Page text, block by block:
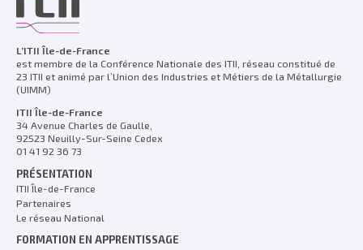
L’ITII Île-de-France
est membre de la Conférence Nationale des ITII, réseau constitué de
23 ITII et animé par l’Union des Industries et Métiers de la Métallurgie
(UIMM)
ITII Île-de-France
34 Avenue Charles de Gaulle,
92523 Neuilly-Sur-Seine Cedex
01 41 92 36 73
PRÉSENTATION
ITII Île-de-France
Partenaires
Le réseau National
FORMATION EN APPRENTISSAGE